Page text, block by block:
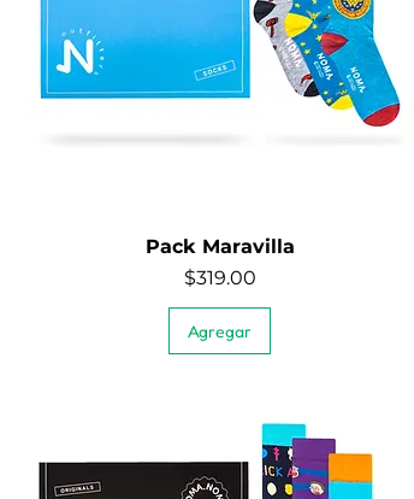
Vista rápida
Pack Maravilla
Precio
$319.00
Agregar